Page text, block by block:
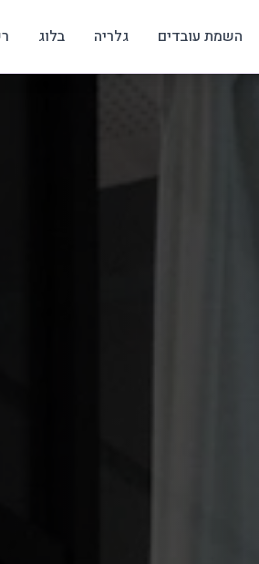
השמת עובדים גלריה בלוג